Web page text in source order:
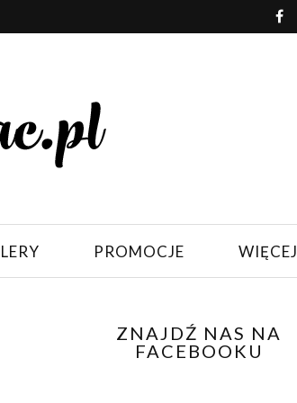
PROMOCJE WIĘCEJ
ZNAJDŹ NAS NA
FACEBOOKU